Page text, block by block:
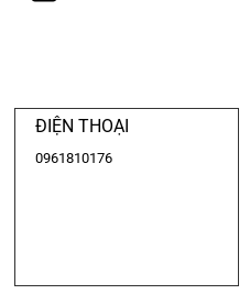
ĐIỆN THOẠI
0961810176